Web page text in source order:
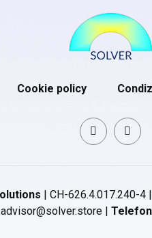
Cookie policy
| CH-626.4.017.240-
|